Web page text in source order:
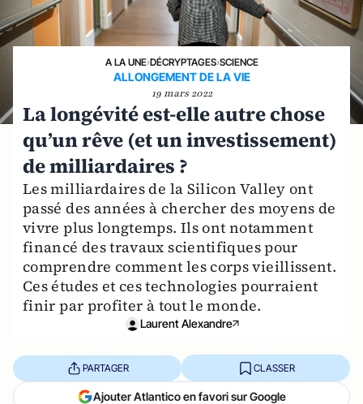
A LA UNE›DÉCRYPTAGES›SCIENCE
ALLONGEMENT DE LA VIE
19 mars 2022
La longévité est-elle autre chose
qu’un rêve (et un investissement)
de milliardaires ?
Les milliardaires de la Silicon Valley ont
passé des années à chercher des moyens de
vivre plus longtemps. Ils ont notamment
financé des travaux scientifiques pour
comprendre comment les corps vieillissent.
Ces études et ces technologies pourraient
finir par profiter à tout le monde.
Laurent Alexandre
PARTAGER CLASSER
Ajouter Atlantico en favori sur Google